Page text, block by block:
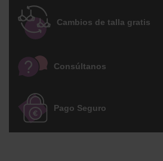
Touch es una lycra muy
rápido. Es ideal para
elije las que más te gusten,
estampadas... diseña tu
bien en todos los tonos de
ATENCIÓN!Tallaje
equivale a una talla
Cambios de talla gratis
Consúltanos
Pago Seguro